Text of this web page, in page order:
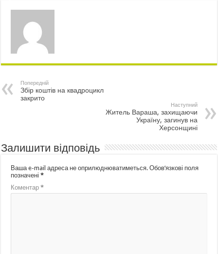
Попередній
Збір коштів на квадроцикл
закрито
Наступний
Житель Вараша, захищаючи
Україну, загинув на
Херсонщині
Залишити відповідь
Ваша e-mail адреса не оприлюднюватиметься. Обов’язкові поля
позначені*
Коментар*